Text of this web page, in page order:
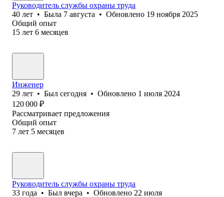
Руководитель службы охраны труда
40 лет • Была 7 августа • Обновлено 19 ноября 2025
Общий опыт
15 лет 6 месяцев
Инженер
29 лет • Был сегодня • Обновлено 1 июля 2024
120 000 ₽
Рассматривает предложения
Общий опыт
7 лет 5 месяцев
Руководитель службы охраны труда
33 года • Был вчера • Обновлено 22 июля